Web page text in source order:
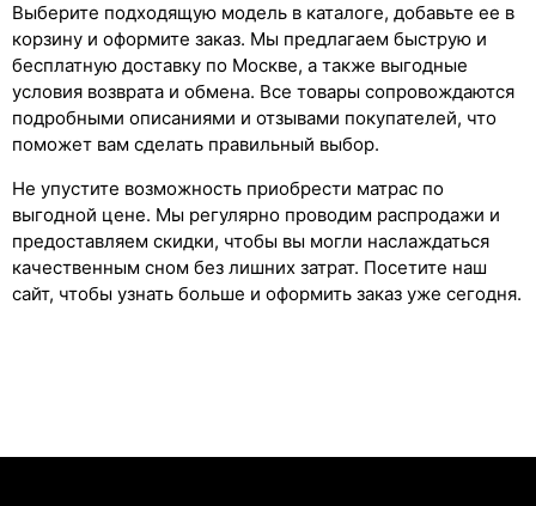
Выберите подходящую модель в каталоге, добавьте ее в
корзину и оформите заказ. Мы предлагаем быструю и
бесплатную доставку по Москве, а также выгодные
условия возврата и обмена. Все товары сопровождаются
подробными описаниями и отзывами покупателей, что
поможет вам сделать правильный выбор.
Не упустите возможность приобрести матрас по
выгодной цене. Мы регулярно проводим распродажи и
предоставляем скидки, чтобы вы могли наслаждаться
качественным сном без лишних затрат. Посетите наш
сайт, чтобы узнать больше и оформить заказ уже сегодня.